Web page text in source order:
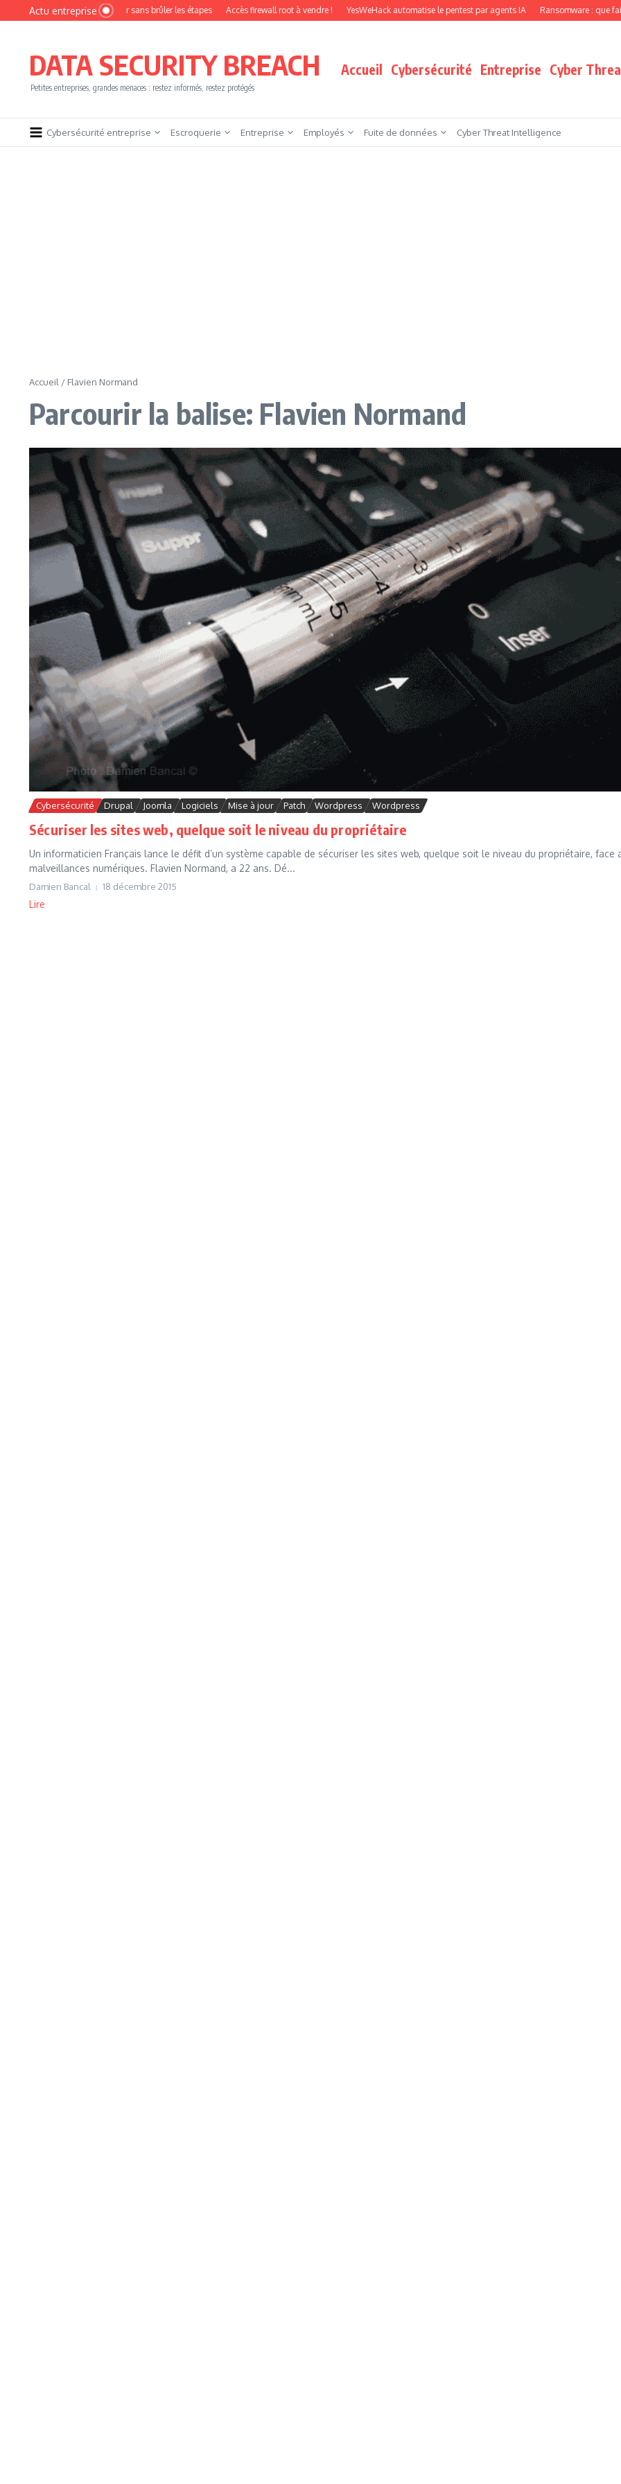
Aller au contenu
Actu entreprise
devenir pentester sans brûler les étapes Accès firewall root à vendre ! YesWeHack automatise le pentest par agents IA Ransomware : que faire
DATA SECURITY BREACH
Petites entreprises, grandes menaces : restez informés, restez protégés
Accueil Cybersécurité Entreprise Cyber
Cybersécurité entreprise Escroquerie Entreprise Employés Fuite de données Cyber Threat Intelligence
Accueil / Flavien Normand
Parcourir la balise: Flavien Normand
Cybersécurité Drupal Joomla Logiciels Mise à jour Patch Wordpress Wordpress
Sécuriser les sites web, quelque soit le niveau du propriétaire
Un informaticien Français lance le défit d’un système capable de sécuriser les sites web, quelque soit le niveau du propriétaire, face
malveillances numériques. Flavien Normand, a 22 ans. Dé...
Damien Bancal 18 décembre 2015
Lire